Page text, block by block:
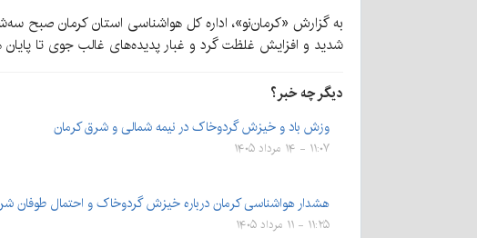
به گزارش «کرمان‌نو»، اداره کل هواشناسی استان کرمان
شدید و افزایش غلظت گرد و غبار پدیده‌های غالب جوی تا پایان
دیگر چه خبر؟
وزش باد و خیزش گردوخاک در نیمه شمالی و شرق کرمان
۱۱:۰۷ - ۱۴ مرداد ۱۴۰۵
هشدار هواشناسی کرمان درباره خیزش گردوخاک و احتمال طوفان
۱۱:۲۵ - ۱۱ مرداد ۱۴۰۵